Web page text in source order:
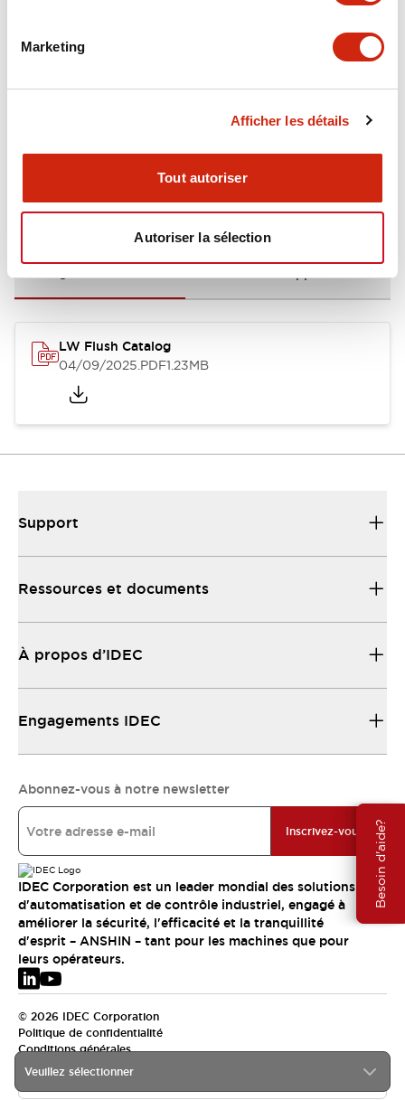
Marketing
Afficher les détails
Tout autoriser
Autoriser la sélection
Besoin d'aide?
Mechanical Specifications
Documents et fichiers
Approbations Et
LW Flush Catalog
04/09/2025.PDF1.23MB
Veuillez sélectionner
Support
Ressources et documents
À propos d’IDEC
Engagements IDEC
Abonnez-vous à notre newsletter
Inscrivez-vous
IDEC Corporation est un leader mondial des solutions
d'automatisation et de contrôle industriel, engagé à
améliorer la sécurité, l'efficacité et la tranquillité
d'esprit – ANSHIN – tant pour les machines que pour
leurs opérateurs.
© 2026 IDEC Corporation
Politique de confidentialité
Conditions générales
EMEA